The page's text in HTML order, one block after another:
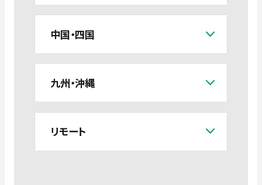
中国・四国
九州・沖縄
リモート